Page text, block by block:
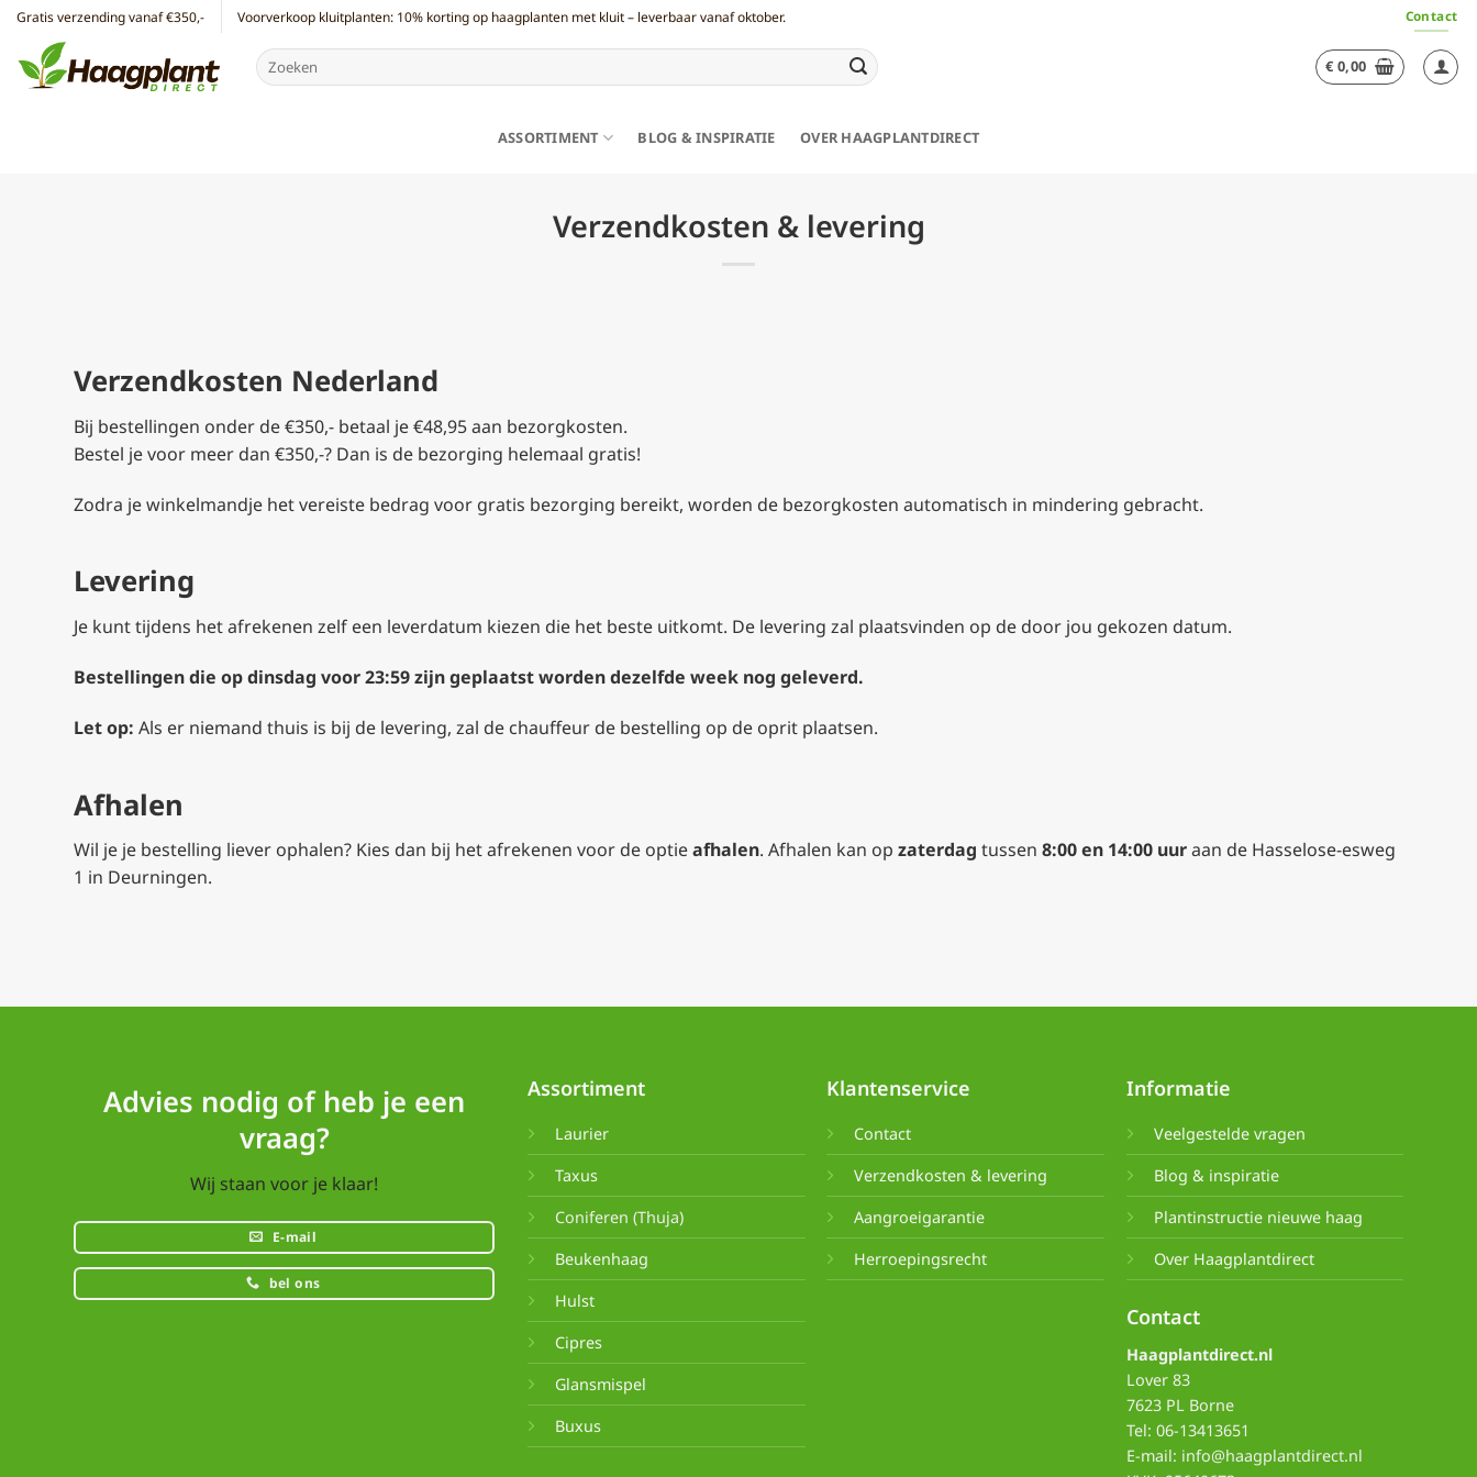
Ga
inhoud
Gratis verzending vanaf €350,- Voorverkoop kluitplanten: 10% korting op haagplanten met kluit – leverbaar vanaf oktober. Contact
Zoeken
naar:
€ 0,00
ASSORTIMENT BLOG & INSPIRATIE OVER HAAGPLANTDIRECT
Verzendkosten & levering
Verzendkosten Nederland
Bij bestellingen onder de €350,- betaal je €48,95 aan bezorgkosten.
Bestel je voor meer dan €350,-? Dan is de bezorging helemaal gratis!
Zodra je winkelmandje het vereiste bedrag voor gratis bezorging bereikt, worden de bezorgkosten automatisch in mindering gebracht.
Levering
Je kunt tijdens het afrekenen zelf een leverdatum kiezen die het beste uitkomt. De levering zal plaatsvinden op de door jou gekozen datum.
Bestellingen die op dinsdag voor 23:59 zijn geplaatst worden dezelfde week nog geleverd.
Let op: Als er niemand thuis is bij de levering, zal de chauffeur de bestelling op de oprit plaatsen.
Afhalen
Wil je je bestelling liever ophalen? Kies dan bij het afrekenen voor de optieafhalen. Afhalen kan op zaterdag tussen 8:00 en 14:00 uuraan de Hasselose-esweg
1 in Deurningen.
Advies nodig of heb je een
vraag?
Wij staan voor je klaar!
E-mail
bel ons
Assortiment
Laurier
Taxus
Coniferen (Thuja)
Beukenhaag
Hulst
Cipres
Glansmispel
Buxus
Klantenservice
Contact
Verzendkosten & levering
Aangroeigarantie
Herroepingsrecht
Informatie
Veelgestelde vragen
Blog & inspiratie
Plantinstructie nieuwe haag
Over Haagplantdirect
Contact
Haagplantdirect.nl
Lover 83
7623 PL Borne
Tel: 06-13413651
E-mail: info@haagplantdirect.nl